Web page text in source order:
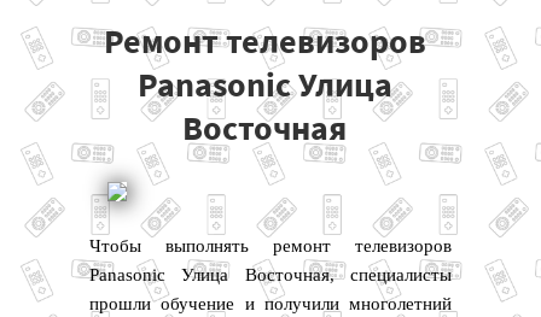
МОДЕЛИ PANASONIC
НАШИ КОНТАКТЫ
Ремонт телевизоров
Panasonic Улица
Восточная
Чтобы выполнять ремонт телевизоров
Panasonic Улица Восточная, специалисты
прошли обучение и получили многолетний